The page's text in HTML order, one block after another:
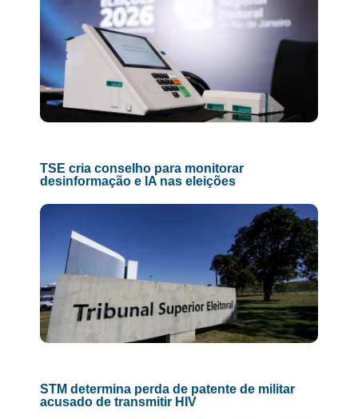
TSE cria conselho para monitorar
desinformação e IA nas eleições
STM determina perda de patente de militar
acusado de transmitir HIV